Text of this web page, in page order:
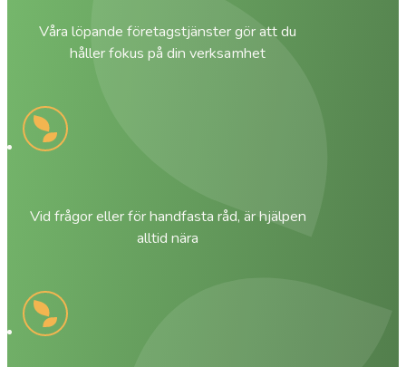
Våra löpande företagstjänster gör att du
håller fokus på din verksamhet
Vid frågor eller för handfasta råd, är hjälpen
alltid nära